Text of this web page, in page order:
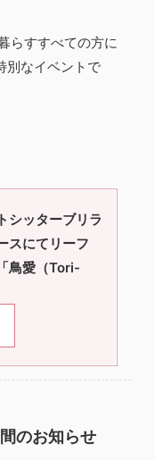
らすすべての方に
別なイベントで
シッターブリラ
スにてリーフ
鳥愛（Tori-
のお知らせ